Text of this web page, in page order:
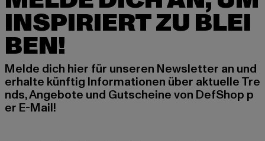
INSPIRIERT ZU BLEI
BEN!
Melde dich hier für unseren Newsletter an und
erhalte künftig Informationen über aktuelle Tre
nds, Angebote und Gutscheine von DefShop p
er E-Mail!